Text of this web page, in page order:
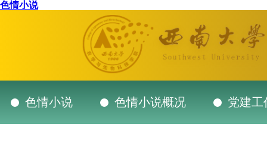
色情小说
色情小说 色情小说概况 党建工